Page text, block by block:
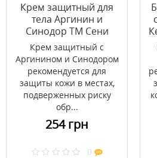
Крем защитный для
тела Аргинин и
Синодор ТМ Сени
Кеар/Seni Care 200 мл
Крем защитный с
Аргинином и Синодором
рекомендуется для
защиты кожи в местах,
подверженных риску
обр...
254 грн
0